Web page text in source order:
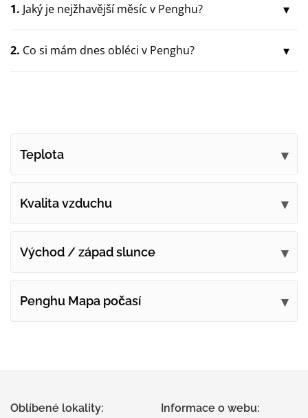
1. Jaký je nejžhavější měsíc v Penghu?
2. Co si mám dnes obléci v Penghu?
Teplota
Kvalita vzduchu
Východ / západ slunce
Penghu Mapa počasí
Oblíbené lokality: Informace o webu: